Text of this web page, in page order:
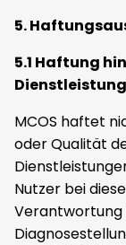
5.
5.1 Haftung
MCOS haftet
oder Qualität
Nutzer bei
Verantwortung